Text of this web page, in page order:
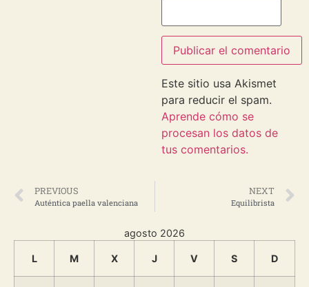
Este sitio usa Akismet
para reducir el spam.
Aprende cómo se
procesan los datos de
tus comentarios.
PREVIOUS
Auténtica paella valenciana
NEXT
Equilibrista
agosto 2026
L M X J V S D